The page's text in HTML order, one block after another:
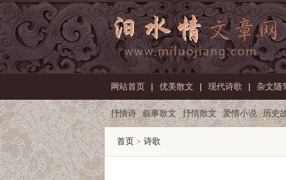
网站首页 | 优美散文 | 现代诗歌 | 杂文随
抒情诗 叙事散文 抒情散文 爱情小说 历史
首页 > 诗歌